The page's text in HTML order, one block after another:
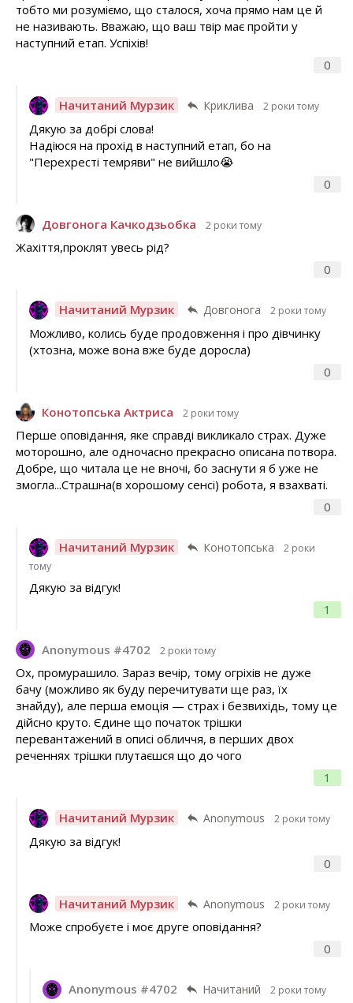
0
тобто ми розуміємо, що сталося, хоча прямо нам це й
не називають. Вважаю, що ваш твір має пройти у
наступний етап. Успіхів!
Начитаний Мурзик Криклива 2 роки тому
0
Дякую за добрі слова!
Надіюся на прохід в наступний етап, бо на
"Перехресті темряви" не вийшло😭
Довгонога Качкодзьобка 2 роки тому
0
Жахіття,проклят увесь рід?
Начитаний Мурзик Довгонога 2 роки тому
0
Можливо, колись буде продовження і про дівчинку
(хтозна, може вона вже буде доросла)
Конотопська Актриса 2 роки тому
0
Перше оповідання, яке справді викликало страх. Дуже
моторошно, але одночасно прекрасно описана потвора.
Добре, що читала це не вночі, бо заснути я б уже не
змогла...Страшна(в хорошому сенсі) робота, я взахваті.
Начитаний Мурзик Конотопська
2 роки
тому
1
Дякую за відгук!
Anonymous #4702 2 роки тому
1
Ох, промурашило. Зараз вечір, тому огріхів не дуже
бачу (можливо як буду перечитувати ще раз, їх
знайду), але перша емоція — страх і безвихідь, тому це
дійсно круто. Єдине що початок трішки
перевантажений в описі обличчя, в перших двох
реченнях трішки плутаєшся що до чого
Начитаний Мурзик Anonymous 2 роки тому
0
Дякую за відгук!
Начитаний Мурзик Anonymous 2 роки тому
0
Може спробуєте і моє друге оповідання?
Anonymous #4702 Начитаний 2 роки тому